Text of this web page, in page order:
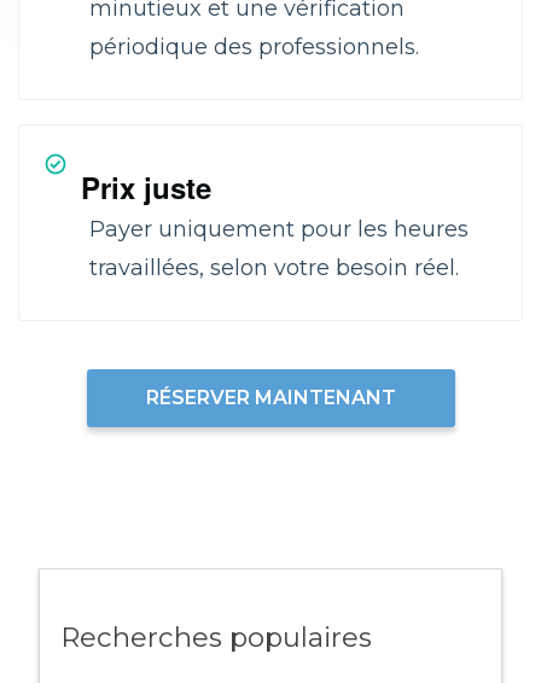
minutieux et une vérification
périodique des professionnels.
Prix juste
Payer uniquement pour les heures
travaillées, selon votre besoin réel.
RÉSERVER MAINTENANT
Recherches populaires